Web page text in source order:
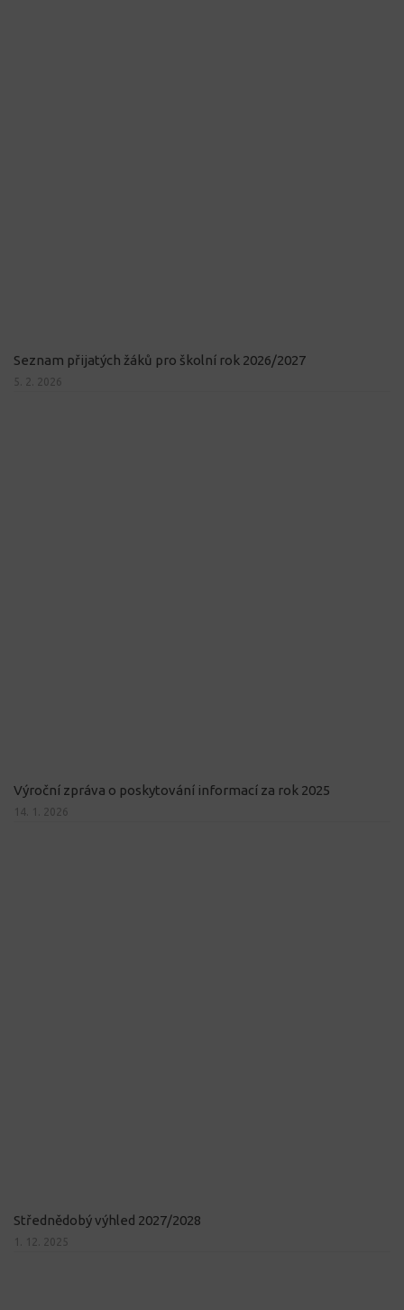
Seznam přijatých žáků pro školní rok 2026/2027
5. 2. 2026
Výroční zpráva o poskytování informací za rok 2025
14. 1. 2026
Střednědobý výhled 2027/2028
1. 12. 2025